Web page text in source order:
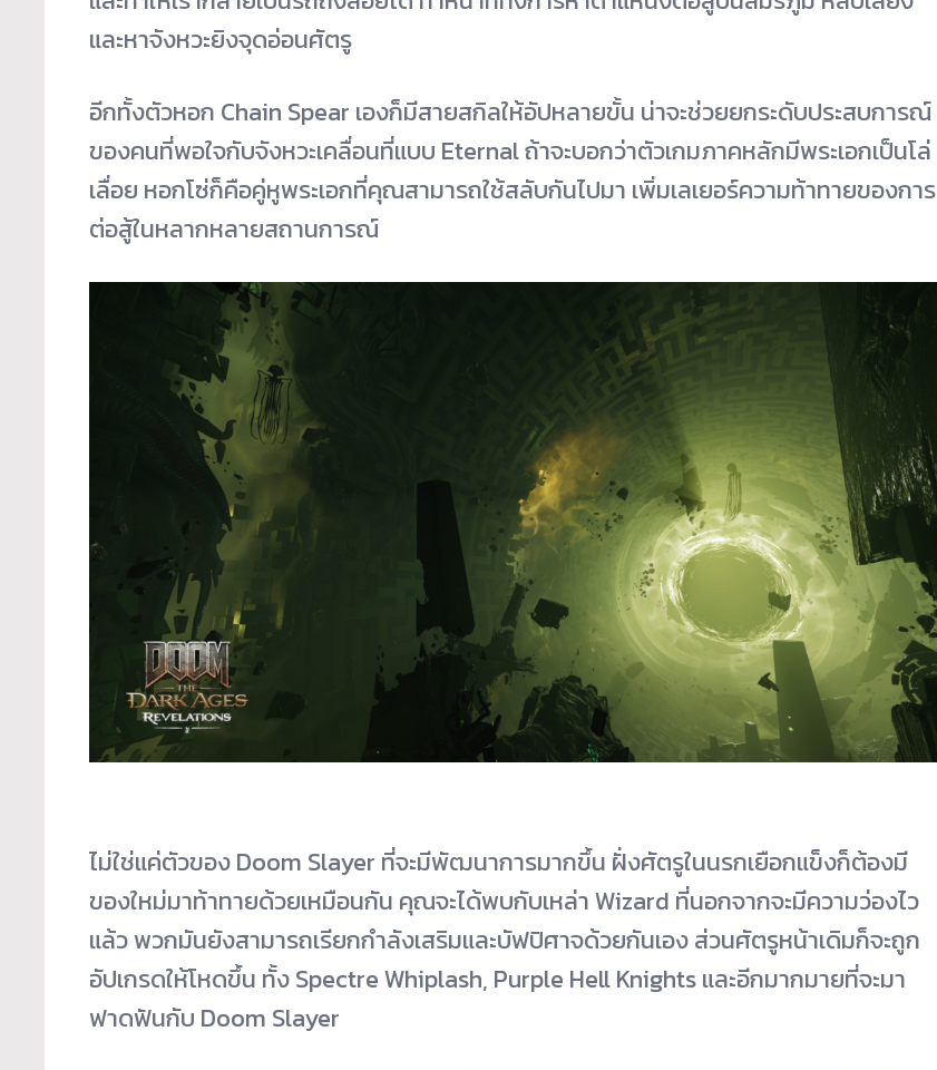
และหาจังหวะยิงจุดอ่อนศัตรู
อีกทั้งตัวหอก Chain Spear เองก็มีสายสกิลให้อัปหลายขั้น น่าจะช่วยยกระดับประสบการณ์
ของคนที่พอใจกับจังหวะเคลื่อนที่แบบ Eternal ถ้าจะบอกว่าตัวเกมภาคหลักมีพระเอกเป็นโล่
เลื่อย หอกโซ่ก็คือคู่หูพระเอกที่คุณสามารถใช้สลับกันไปมา เพิ่มเลเยอร์ความท้าทายของการ
ต่อสู้ในหลากหลายสถานการณ์
ไม่ใช่แค่ตัวของ Doom Slayer ที่จะมีพัฒนาการมากขึ้น ฝั่งศัตรูในนรกเยือกแข็งก็ต้องมี
ของใหม่มาท้าทายด้วยเหมือนกัน คุณจะได้พบกับเหล่า Wizard ที่นอกจากจะมีความว่องไว
แล้ว พวกมันยังสามารถเรียกกำลังเสริมและบัฟปิศาจด้วยกันเอง ส่วนศัตรูหน้าเดิมก็จะถูก
อัปเกรดให้โหดขึ้น ทั้ง Spectre Whiplash, Purple Hell Knights และอีกมากมายที่จะมา
ฟาดฟันกับ Doom Slayer